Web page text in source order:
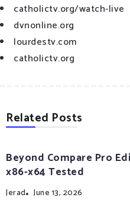
catholictv.org/watch-live
dvnonline.org
lourdestv.com
catholictv.org
Related Posts
Beyond Compare Pro
x86-x64 Tested
Jerad June 13, 2026